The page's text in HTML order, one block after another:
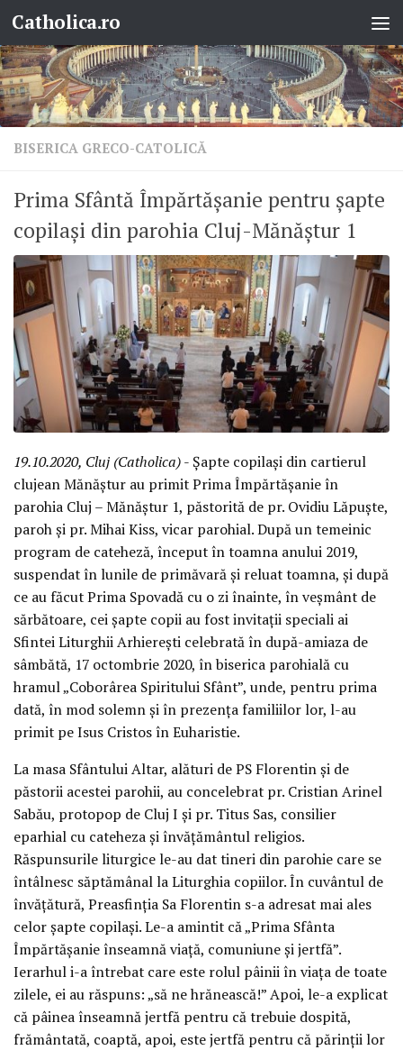
Skip to content
Catholica.ro
BISERICA GRECO-CATOLICĂ
Prima Sfântă Împărtășanie pentru șapte
copilași din parohia Cluj-Mănăștur 1
19.10.2020, Cluj (Catholica)- Șapte copilași din cartierul
clujean Mănăștur au primit Prima Împărtășanie în
parohia Cluj – Mănăștur 1, păstorită de pr. Ovidiu Lăpuște,
paroh și pr. Mihai Kiss, vicar parohial. După un temeinic
program de cateheză, început în toamna anului 2019,
suspendat în lunile de primăvară și reluat toamna, și după
ce au făcut Prima Spovadă cu o zi înainte, în veșmânt de
sărbătoare, cei șapte copii au fost invitații speciali ai
Sfintei Liturghii Arhierești celebrată în după-amiaza de
sâmbătă, 17 octombrie 2020, în biserica parohială cu
hramul „Coborârea Spiritului Sfânt”, unde, pentru prima
dată, în mod solemn și în prezența familiilor lor, l-au
primit pe Isus Cristos în Euharistie.
La masa Sfântului Altar, alături de PS Florentin și de
păstorii acestei parohii, au concelebrat pr. Cristian Arinel
Sabău, protopop de Cluj I și pr. Titus Sas, consilier
eparhial cu cateheza și învățământul religios.
Răspunsurile liturgice le-au dat tineri din parohie care se
întâlnesc săptămânal la Liturghia copiilor. În cuvântul de
învățătură, Preasfinția Sa Florentin s-a adresat mai ales
celor șapte copilași. Le-a amintit că „Prima Sfânta
Împărtășanie înseamnă viață, comuniune și jertfă”.
Ierarhul i-a întrebat care este rolul pâinii în viața de toate
zilele, ei au răspuns: „să ne hrănească!” Apoi, le-a explicat
că pâinea înseamnă jertfă pentru că trebuie dospită,
frământată, coaptă, apoi, este jertfă pentru că părinții lor